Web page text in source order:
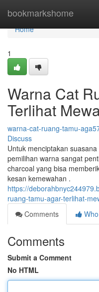
bookmarkshome
Home
Home
1
Warna Cat
Terlihat
warna-cat-ruang-tamu-
Discuss
Untuk menciptakan
pemilihan warna sangat
charcoal yang bisa
kesan kemewahan .
https://
ruang-tamu-agar-terlihat-
Comments
Comments
Submit a Comment
No HTML